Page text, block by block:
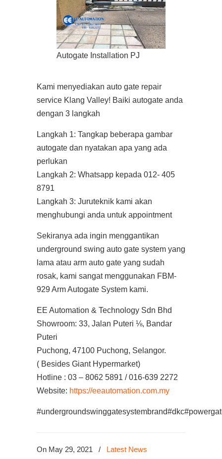
Autogate Installation PJ
Kami menyediakan auto gate repair
service Klang Valley! Baiki autogate anda
dengan 3 langkah
Langkah 1: Tangkap beberapa gambar
autogate dan nyatakan apa yang ada
perlukan
Langkah 2: Whatsapp kepada 012- 405
8791
Langkah 3: Juruteknik kami akan
menghubungi anda untuk appointment
Sekiranya ada ingin menggantikan
underground swing auto gate system yang
lama atau arm auto gate yang sudah
rosak, kami sangat menggunakan FBM-
929 Arm Autogate System kami.
EE Automation & Technology Sdn Bhd
Showroom: 33, Jalan Puteri ⅛, Bandar
Puteri
Puchong, 47100 Puchong, Selangor.
( Besides Giant Hypermarket)
Hotline : 03 – 8062 5891 / 016-639 2272
Website: https://eeautomation.com.my
On May 29, 2021 /
Latest News